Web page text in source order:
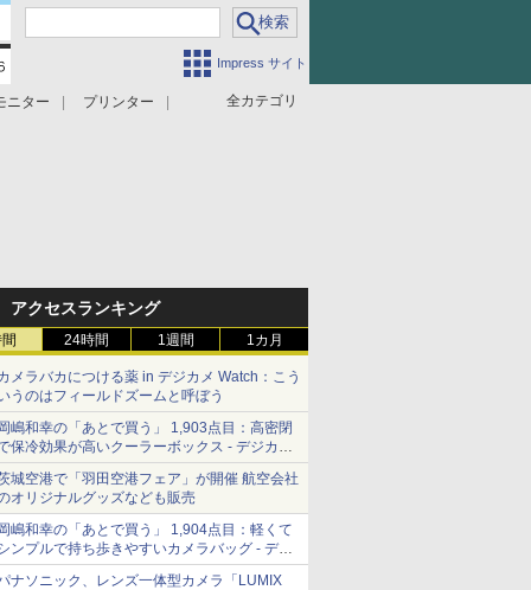
Impress サイト
全カテゴリ
ニター プリンター
アクセスランキング
24時間 1週間 1カ月
メラバカにつける薬 in デジカメ Watch：こう
うのはフィールドズームと呼ぼう
嶋和幸の「あとで買う」 1,903点目：高密閉
保冷効果が高いクーラーボックス - デジカメ
城空港で「羽田空港フェア」が開催 航空会社
オリジナルグッズなども販売
嶋和幸の「あとで買う」 1,904点目：軽くて
ンプルで持ち歩きやすいカメラバッグ - デジ
メ Watch
ナソニック、レンズ一体型カメラ「LUMIX